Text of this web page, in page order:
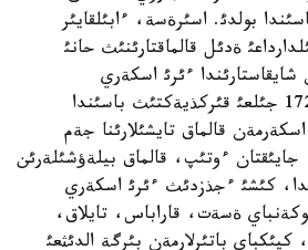
بولدئ. اسئرةسة، ءابئلقايئر
1716-1723 جئلدارداعئ ةدئل قالماقتارئنئث حانئ
ءئرئ اسكةري
قوسئنداردئ باسقاردئ. 1723 جئلعئ قئركذيةكتئث باسئندا
حان 20 مئث اسكةرمةن قالماق تايشئلارئنا جةم
جايئقتان ءوتئپ، قالماق بيلةؤشئلةرئن
كئشئ ءجذزدئث ءئرئ اسكةري
ةسةت، قاراباس، تايلاق،
باتئرلارمةن بئرگة الدئثعئ